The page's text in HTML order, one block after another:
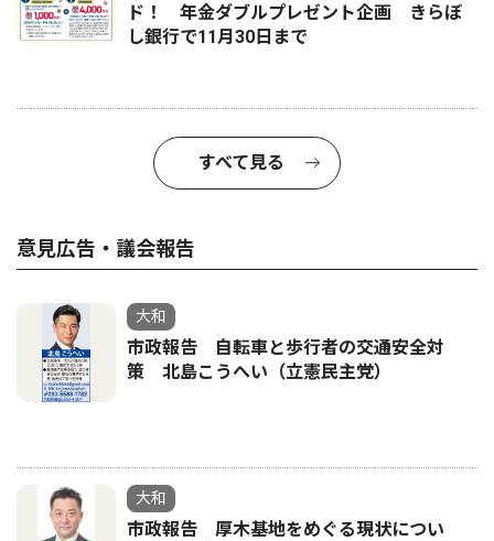
ド！ 年金ダブルプレゼント企画 きらぼ
し銀行で11月30日まで
すべて見る
意見広告・議会報告
大和
市政報告 自転車と歩行者の交通安全対
策 北島こうへい（立憲民主党）
大和
市政報告 厚木基地をめぐる現状につい